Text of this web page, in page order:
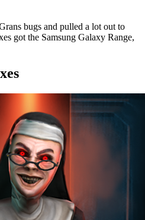
bugs and pulled a lot out to
got the Samsung Galaxy Range,